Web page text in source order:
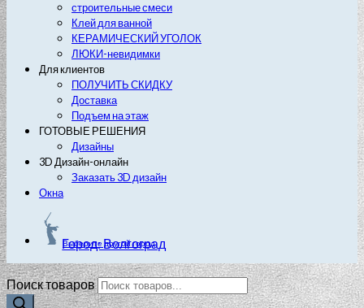
строительные смеси
Клей для ванной
КЕРАМИЧЕСКИЙ УГОЛОК
ЛЮКИ-невидимки
Для клиентов
ПОЛУЧИТЬ СКИДКУ
Доставка
Подъем на этаж
ГОТОВЫЕ РЕШЕНИЯ
Дизайны
3D Дизайн-онлайн
Заказать 3D дизайн
Окна
Город: Волгоград
Выберите другой город
Поиск товаров